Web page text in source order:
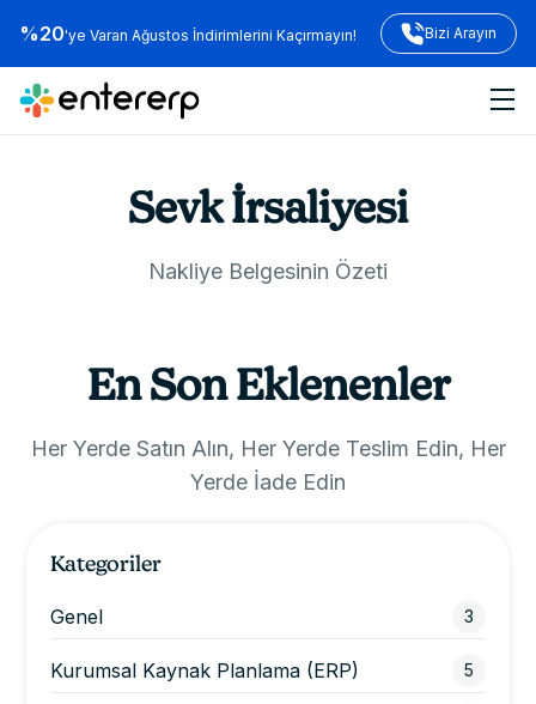
%20'ye Varan Ağustos İndirimlerini Kaçırmayın! Bizi Arayın
Sevk İrsaliyesi
Nakliye Belgesinin Özeti
En Son Eklenenler
Her Yerde Satın Alın, Her Yerde Teslim Edin, Her
Yerde İade Edin
Kategoriler
Genel 3
Kurumsal Kaynak Planlama (ERP) 5